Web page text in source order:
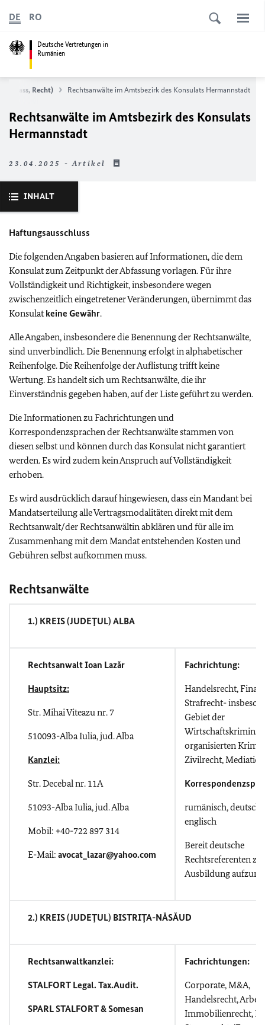
Deutsche Vertretungen in
Rumänien
DE RO
Pass, Recht) Rechtsanwälte im Amtsbezirk des Konsulats Hermannstadt
Rechtsanwälte im Amtsbezirk des Konsulats
Hermannstadt
23.04.2025 - Artikel
INHALT
Haftungsausschluss
Die folgenden Angaben basieren auf Informationen, die dem
Konsulat zum Zeitpunkt der Abfassung vorlagen. Für ihre
Vollständigkeit und Richtigkeit, insbesondere wegen
zwischenzeitlich eingetretener Veränderungen, übernimmt das
Konsulatkeine Gewähr.
Alle Angaben, insbesondere die Benennung der Rechtsanwälte,
sind unverbindlich. Die Benennung erfolgt in alphabetischer
Reihenfolge. Die Reihenfolge der Auflistung trifft keine
Wertung. Es handelt sich um Rechtsanwälte, die ihr
Einverständnis gegeben haben, auf der Liste geführt zu werden.
Die Informationen zu Fachrichtungen und
Korrespondenzsprachen der Rechtsanwälte stammen von
diesen selbst und können durch das Konsulat nicht garantiert
werden. Es wird zudem kein Anspruch auf Vollständigkeit
erhoben.
Es wird ausdrücklich darauf hingewiesen, dass ein Mandant bei
Mandatserteilung alle Vertragsmodalitäten direkt mit dem
Rechtsanwalt/der Rechtsanwältin abklären und für alle im
Zusammenhang mit dem Mandat entstehenden Kosten und
Gebühren selbst aufkommen muss.
Rechtsanwälte
1.) KREIS (JUDEŢUL) ALBA
Rechtsanwalt Ioan Lazăr
Hauptsitz:
Str. Mihai Viteazu nr. 7
510093-Alba Iulia, jud. Alba
Kanzlei:
Str. Decebal nr. 11A
51093-Alba Iulia, jud. Alba
Mobil: +40-722 897 314
E-Mail: avocat_lazar@yahoo.com
Fachrichtung:
Handelsrecht,
Strafrecht-
Gebiet der
organisierten
Zivilrecht, Mediation
rumänisch, deutsch,
englisch
Bereit deutsche
Rechtsreferenten zur
Ausbildung
2.) KREIS (JUDEŢUL) BISTRIŢA-NĂSĂUD
Rechtsanwaltkanzlei:
STALFORT Legal. Tax.Audit.
SPARL STALFORT & Somesan
Fachrichtungen:
Corporate, M&A,
Handelsrecht,
Immobilienrecht,